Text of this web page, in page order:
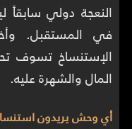
النعجة دولي سابقاً
في المستقبل.
الإستنساخ تسوف
المال والشهرة عليه.
أي وحش يريدون